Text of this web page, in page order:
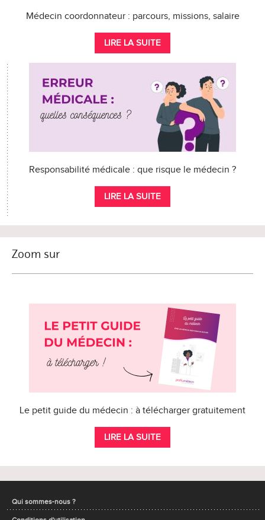
Médecin coordonnateur : parcours, missions, salaire
LIRE LA SUITE
Responsabilité médicale : que risque le médecin ?
LIRE LA SUITE
Zoom sur
Le petit guide du médecin : à télécharger gratuitement
LIRE LA SUITE
Qui sommes-nous ?